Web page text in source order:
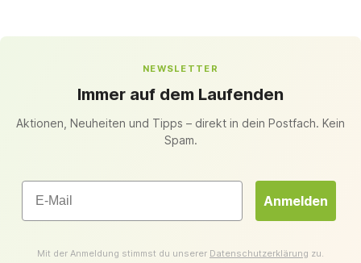
NEWSLETTER
Immer auf dem Laufenden
Aktionen, Neuheiten und Tipps – direkt in dein Postfach. Kein
Spam.
Email
Anmelden
Mit der Anmeldung stimmst du unserer Datenschutzerklärung zu.